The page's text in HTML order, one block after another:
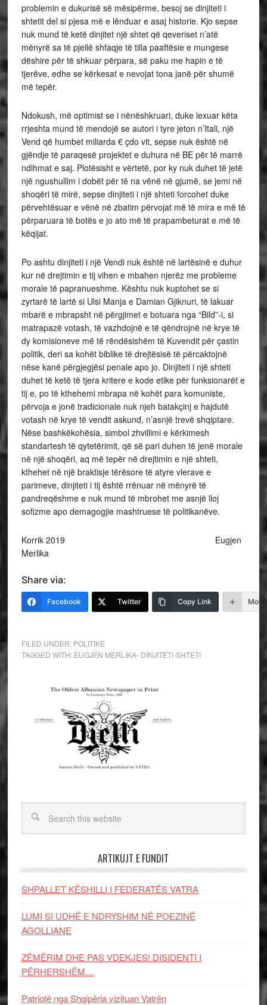
problemin e dukurisë së mësipërme, besoj se dinjiteti i
shtetit del si pjesa më e lënduar e asaj historie. Kjo sepse
nuk mund të ketë dinjitet një shtet që qeveriset n’atë
mënyrë sa të pjellë shfaqje të tilla paaftësie e mungese
dëshire për të shkuar përpara, së paku me hapin e të
tjerëve, edhe se kërkesat e nevojat tona janë për shumë
më tepër.
Ndokush, më optimist se i nënëshkruari, duke lexuar këta
rrjeshta mund të mendojë se autori i tyre jeton n’Itali, një
Vend që humbet miliarda € çdo vit, sepse nuk është në
gjëndje të paraqesë projektet e duhura në BE për të marrë
ndihmat e saj. Plotësisht e vërtetë, por ky nuk duhet të jetë
një ngushullim i dobët për të na vënë në gjumë, se jemi në
shoqëri të mirë, sepse dinjiteti i një shteti forcohet duke
përvehtësuar e vënë në zbatim përvojat më të mira e më të
përparuara të botës e jo ato më të prapambeturat e më të
këqijat.
Po ashtu dinjiteti i një Vendi nuk është në lartësinë e duhur
kur në drejtimin e tij vihen e mbahen njerëz me probleme
morale të papranueshme. Kështu nuk kuptohet se si
zyrtarë të lartë si Ulsi Manja e Damian Gjiknuri, të lakuar
mbarë e mbrapsht në përgjimet e botuara nga “Bild”-i, si
matrapazë votash, të vazhdojnë e të qëndrojnë në krye të
dy komisioneve më të rëndësishëm të Kuvendit për çastin
politik, deri sa kohët biblike të drejtësisë të përcaktojnë
nëse kanë përgjegjësi penale apo jo. Dinjiteti i një shteti
duhet të ketë të tjera kritere e kode etike për funksionarët e
tij e, po të kthehemi mbrapa në kohët para komuniste,
përvoja e jonë tradicionale nuk njeh batakçinj e hajdutë
votash në krye të vendit askund, n’asnjë trevë shqiptare.
Nëse bashkëkohësia, simbol zhvillimi e kërkimesh
standartesh të qytetërimit, që së pari duhen të jenë morale
në një shoqëri, aq më tepër në drejtimin e një shteti,
kthehet në një braktisje tërësore të atyre vlerave e
parimeve, dinjiteti i tij është rrënuar në mënyrë të
pandreqëshme e nuk mund të mbrohet me asnjë lloj
sofizme apo demagogjie mashtruese të politikanëve.
Korrik 2019 Eugjen
Merlika
Share via:
Facebook Twitter Copy Link More
FILED UNDER: POLITIKE
TAGGED WITH: EUGJEN MERLIKA- DINJITETI-SHTETI
ARTIKUJT E FUNDIT
SHPALLET KËSHILLI I FEDERATËS VATRA
LUMI SI UDHË E NDRYSHIM NË POEZINË
AGOLLIANE
ZËMËRIM DHE PAS VDEKJES! DISIDENTI I
PËRHERSHËM…
Patriotë nga Shqipëria vizituan Vatrën